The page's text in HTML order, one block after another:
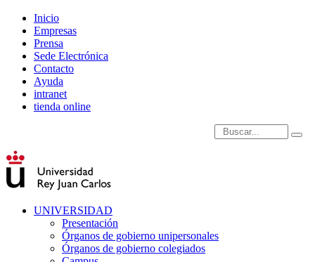
Inicio
Empresas
Prensa
Sede Electrónica
Contacto
Ayuda
intranet
tienda online
Introduce términos de
UNIVERSIDAD
Presentación
Órganos de gobierno unipersonales
Órganos de gobierno colegiados